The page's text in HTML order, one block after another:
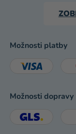
Možnosti platby
Možnosti dopravy